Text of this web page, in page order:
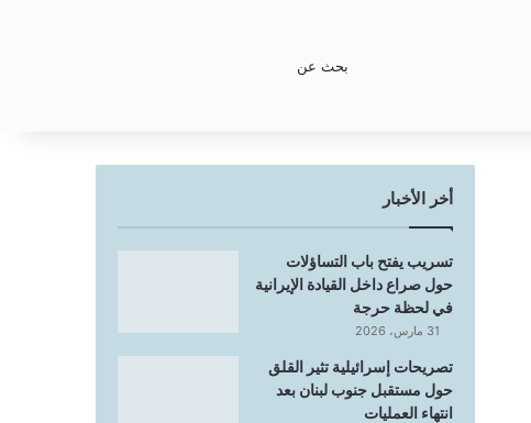
أخر الأخبار
تسريب يفتح باب التساؤلات
حول صراع داخل القيادة الإيرانية
في لحظة حرجة
31 مارس، 2026
تصريحات إسرائيلية تثير القلق
حول مستقبل جنوب لبنان بعد
انتهاء العمليات